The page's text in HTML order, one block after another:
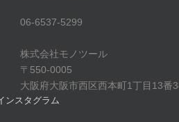
06-6537-5299
株式会社モノツール
〒550-0005
大阪府大阪市西区西本町1丁目13番
ンスタグラム